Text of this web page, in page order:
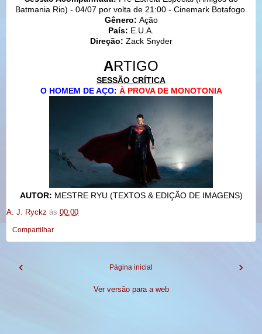
Batmania Rio) - 04/07 por volta de 21:00 - Cinemark Botafogo
Gênero: Ação
País: E.U.A.
Direção: Zack Snyder
ARTIGO
SESSÃO CRÍTICA
O HOMEM DE AÇO: À PROVA DE MONOTONIA
AUTOR: MESTRE RYU (TEXTOS & EDIÇÃO DE IMAGENS)
A. J. Ryckz às 00:00
Compartilhar
‹ ›
Página inicial
Ver versão para a web